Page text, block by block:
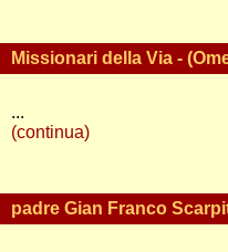
Missionari della Via -
...
(continua)
padre Gian Franco